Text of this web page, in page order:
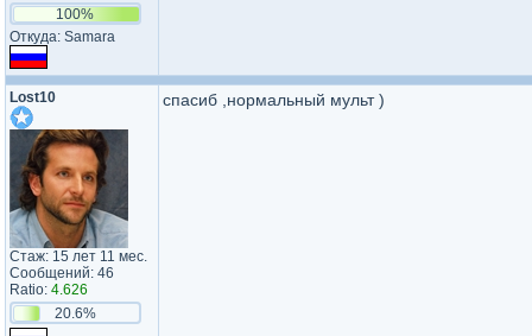
100%
Откуда: Samara
Lost10
Стаж: 15 лет 11 мес.
Сообщений: 46
Ratio: 4.626
20.6%
спасиб ,нормальный мульт )